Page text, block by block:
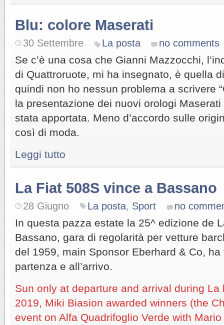
Blu: colore Maserati
30 Settembre La posta no comments
Se c’è una cosa che Gianni Mazzocchi,
di Quattroruote, mi ha insegnato, è quella
quindi non ho nessun problema a scrivere
la presentazione dei nuovi orologi
stata apportata. Meno d’accordo sulle
così di moda.
Leggi tutto
La Fiat 508S vince a Bassano
28 Giugno La posta, Sport no
In questa pazza estate la 25^ edizione de
Bassano, gara di regolarità per vetture
del 1959, main Sponsor Eberhard & Co,
partenza e all’arrivo.
Sun only at departure and arrival during
2019, Miki Biasion awarded winners (the
event on Alfa Quadrifoglio Verde with